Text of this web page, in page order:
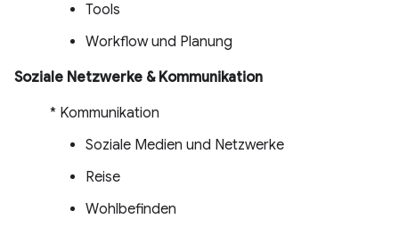
Tools
Workflow und Planung
Soziale Netzwerke & Kommunikation
* Kommunikation
Soziale Medien und Netzwerke
Reise
Wohlbefinden